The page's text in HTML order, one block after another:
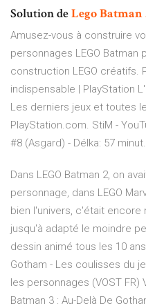
Solution deLegoBatman
Amusez-vous à construire
personnages LEGO
construction LEGO créatifs.
indispensable | PlayStation
Les derniers jeux et toutes
PlayStation.com. StiM -
#8 (Asgard) - Délka: 57 minut.
Dans LEGO Batman 2, on
personnage, dans LEGO
bien l'univers, c'était encore
jusqu'à adapté le moindre
dessin animé tous les 10
Gotham - Les coulisses du
les personnages (VOST
Batman 3 : Au-Delà De